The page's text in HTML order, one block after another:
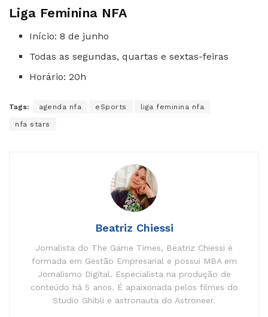
Liga Feminina NFA
Início: 8 de junho
Todas as segundas, quartas e sextas-feiras
Horário: 20h
Tags: agenda nfa eSports liga feminina nfa
nfa stars
Beatriz Chiessi
Jornalista do The Game Times, Beatriz Chiessi é
formada em Gestão Empresarial e possui MBA em
Jornalismo Digital. Especialista na produção de
conteúdo há 5 anos. É apaixonada pelos filmes do
Studio Ghibli e astronauta do Astroneer.